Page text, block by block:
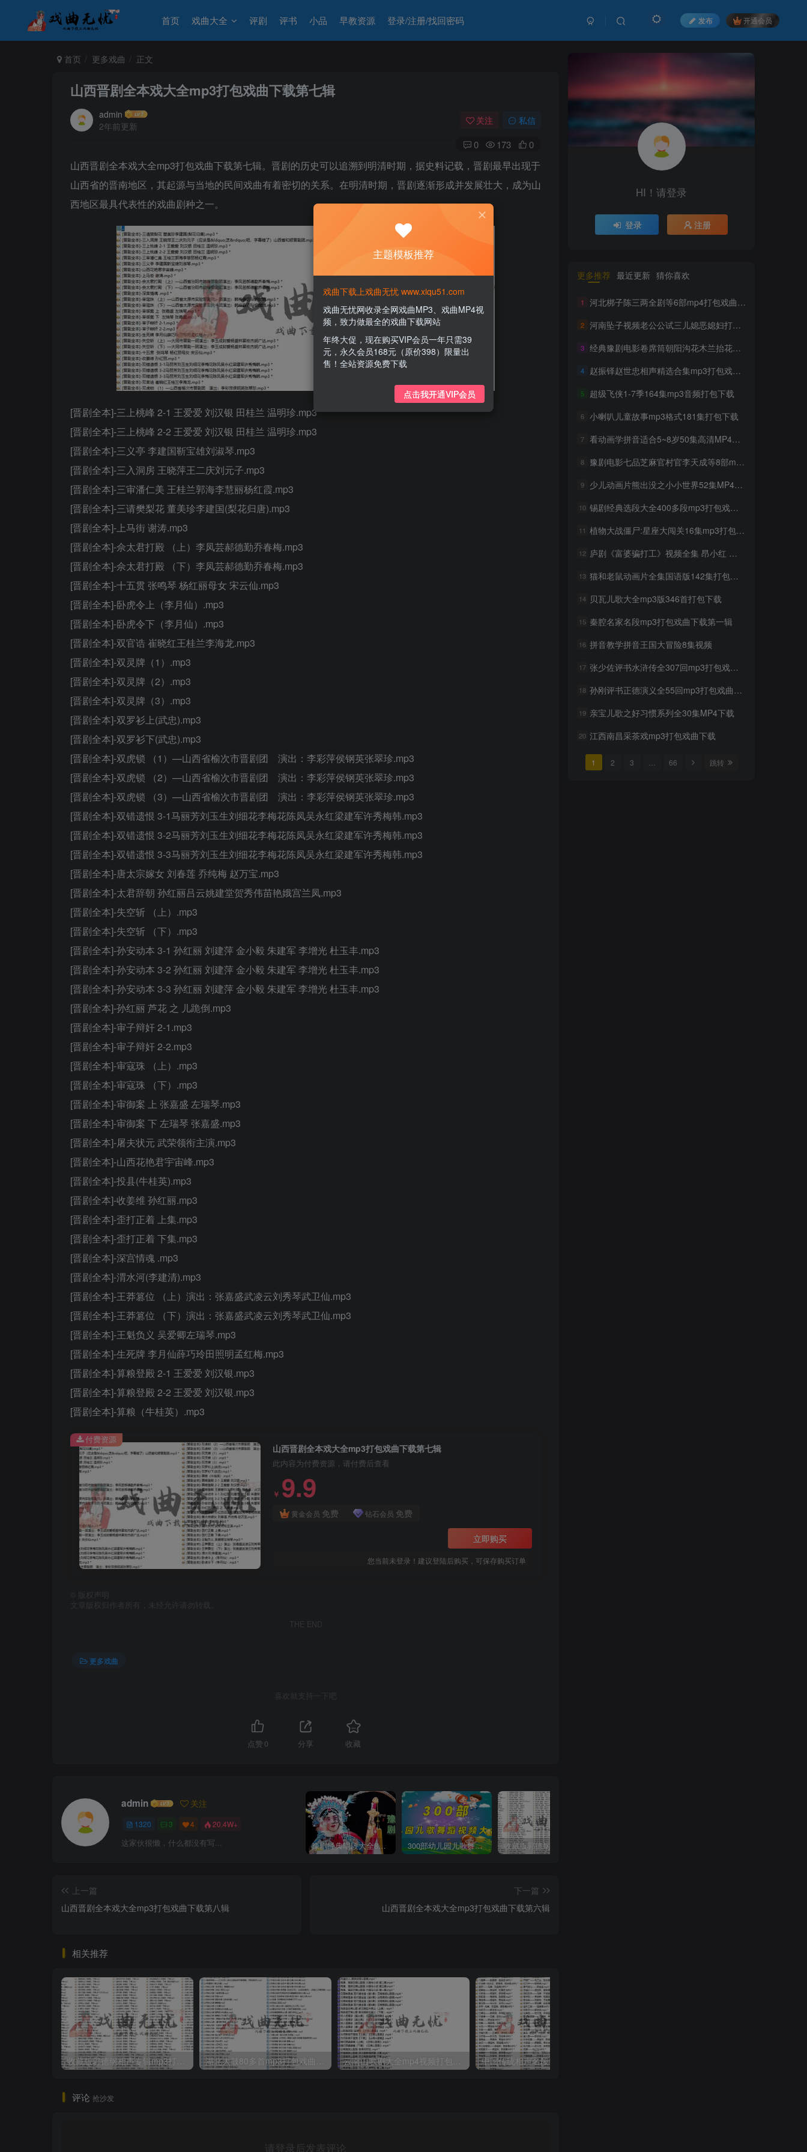
首页 戏曲大全 评剧 评书 小品 早教资源 登录/注册/找回密码 发布 开通会员
首页 更多戏曲 正文
山西晋剧全本戏大全mp3打包戏曲下载第七辑
admin
2年前更新
关注 私信
0 173 0
山西晋剧全本戏大全mp3打包戏曲下载第七辑。晋剧的历史可以追溯到明清时期，据史料记载，晋剧最早出现于
山西省的晋南地区，其起源与当地的民间戏曲有着密切的关系。在明清时期，晋剧逐渐形成并发展壮大，成为山
西地区最具代表性的戏曲剧种之一。
[晋剧全本]-三上桃峰 2-1 王爱爱 刘汉银 田桂兰 温明珍.mp3
[晋剧全本]-三上桃峰 2-2 王爱爱 刘汉银 田桂兰 温明珍.mp3
[晋剧全本]-三义亭 李建国靳宝雄刘淑琴.mp3
[晋剧全本]-三入洞房 王晓萍王二庆刘元子.mp3
[晋剧全本]-三审潘仁美 王桂兰郭海李慧丽杨红霞.mp3
[晋剧全本]-三请樊梨花 董美珍李建国(梨花归唐).mp3
[晋剧全本]-上马街 谢涛.mp3
[晋剧全本]-佘太君打殿 （上）李凤芸郝德勤乔春梅.mp3
[晋剧全本]-佘太君打殿 （下）李凤芸郝德勤乔春梅.mp3
[晋剧全本]-十五贯 张鸣琴 杨红丽母女 宋云仙.mp3
[晋剧全本]-卧虎令上（李月仙）.mp3
[晋剧全本]-卧虎令下（李月仙）.mp3
[晋剧全本]-双官诰 崔晓红王桂兰李海龙.mp3
[晋剧全本]-双灵牌（1）.mp3
[晋剧全本]-双灵牌（2）.mp3
[晋剧全本]-双灵牌（3）.mp3
[晋剧全本]-双罗衫上(武忠).mp3
[晋剧全本]-双罗衫下(武忠).mp3
[晋剧全本]-双虎锁 （1）—山西省榆次市晋剧团 演出：李彩萍侯钢英张翠珍.mp3
[晋剧全本]-双虎锁 （2）—山西省榆次市晋剧团 演出：李彩萍侯钢英张翠珍.mp3
[晋剧全本]-双虎锁 （3）—山西省榆次市晋剧团 演出：李彩萍侯钢英张翠珍.mp3
[晋剧全本]-双错遗恨 3-1马丽芳刘玉生刘细花李梅花陈凤吴永红梁建军许秀梅韩.mp3
[晋剧全本]-双错遗恨 3-2马丽芳刘玉生刘细花李梅花陈凤吴永红梁建军许秀梅韩.mp3
[晋剧全本]-双错遗恨 3-3马丽芳刘玉生刘细花李梅花陈凤吴永红梁建军许秀梅韩.mp3
[晋剧全本]-唐太宗嫁女 刘春莲 乔纯梅 赵万宝.mp3
[晋剧全本]-太君辞朝 孙红丽吕云姚建堂贺秀伟苗艳娥宫兰凤.mp3
[晋剧全本]-失空斩 （上）.mp3
[晋剧全本]-失空斩 （下）.mp3
[晋剧全本]-孙安动本 3-1 孙红丽 刘建萍 金小毅 朱建军 李增光 杜玉丰.mp3
[晋剧全本]-孙安动本 3-2 孙红丽 刘建萍 金小毅 朱建军 李增光 杜玉丰.mp3
[晋剧全本]-孙安动本 3-3 孙红丽 刘建萍 金小毅 朱建军 李增光 杜玉丰.mp3
[晋剧全本]-孙红丽 芦花 之 儿跪倒.mp3
[晋剧全本]-审子辩奸 2-1.mp3
[晋剧全本]-审子辩奸 2-2.mp3
[晋剧全本]-审寇珠 （上）.mp3
[晋剧全本]-审寇珠 （下）.mp3
[晋剧全本]-审御案 上 张嘉盛 左瑞琴.mp3
[晋剧全本]-审御案 下 左瑞琴 张嘉盛.mp3
[晋剧全本]-屠夫状元 武荣领衔主演.mp3
[晋剧全本]-山西花艳君宇宙峰.mp3
[晋剧全本]-投县(牛桂英).mp3
[晋剧全本]-收姜维 孙红丽.mp3
[晋剧全本]-歪打正着 上集.mp3
[晋剧全本]-歪打正着 下集.mp3
[晋剧全本]-深宫情魂 .mp3
[晋剧全本]-渭水河(李建清).mp3
[晋剧全本]-王莽篡位 （上）演出：张嘉盛武凌云刘秀琴武卫仙.mp3
[晋剧全本]-王莽篡位 （下）演出：张嘉盛武凌云刘秀琴武卫仙.mp3
[晋剧全本]-王魁负义 吴爱卿左瑞琴.mp3
[晋剧全本]-生死牌 李月仙薛巧玲田照明孟红梅.mp3
[晋剧全本]-算粮登殿 2-1 王爱爱 刘汉银.mp3
[晋剧全本]-算粮登殿 2-2 王爱爱 刘汉银.mp3
[晋剧全本]-算粮（牛桂英）.mp3
山西晋剧全本戏大全mp3打包戏曲下载第七辑
此内容为付费资源，请付费后查看
￥ 9.9
黄金会员 免费 钻石会员 免费
立即购买
您当前未登录！建议登陆后购买，可保存购买订单
付费资源
版权声明
文章版权归作者所有，未经允许请勿转载。
THE END
更多戏曲
喜欢就支持一下吧
点赞 0 分享 收藏
admin 关注
1320 3 4 20.4W+
这家伙很懒，什么都没有写... 豫剧经典唱段大全850首mp3打包戏曲下载 300部幼儿园儿歌舞蹈视频大合集
上一篇
山西晋剧全本戏大全mp3打包戏曲下载第八辑
下一篇
山西晋剧全本戏大全mp3打包戏曲下载第六辑
相关推荐
评论 抢沙发
请登录后发表评论
HI！请登录
登录 注册
更多推荐 最近更新 猜你喜欢
1 河北梆子陈三两全剧等6部mp4打包戏曲下载
2 河南坠子视频老公公试三儿媳恶媳妇打婆婆
3 经典豫剧电影卷席筒朝阳沟花木兰抬花轿五部打包戏曲下载
4 赵振铎赵世忠相声精选合集mp3打包戏曲下载
5 超级飞侠1-7季164集mp3音频打包下载
6 小喇叭儿童故事mp3格式181集打包下载
7 看动画学拼音适合5~8岁50集高清MP4打包下载
8 豫剧电影七品芝麻官村官李天成等8部mp4打包戏曲下载
9 少儿动画片熊出没之小小世界52集MP4打包下载
10 锡剧经典选段大全400多段mp3打包戏曲下载
11 植物大战僵尸:星座大闯关16集mp3打包下载
12 庐剧《富婆骗打工》视频全集 昂小红 刘长芳
13 猫和老鼠动画片全集国语版142集打包下载
14 贝瓦儿歌大全mp3版346首打包下载
15 秦腔名家名段mp3打包戏曲下载第一辑
16 拼音教学拼音王国大冒险8集视频
17 张少佐评书水浒传全307回mp3打包戏曲下载
18 孙刚评书正德演义全55回mp3打包戏曲下载
19 亲宝儿歌之好习惯系列全30集MP4下载
20 江西南昌采茶戏mp3打包戏曲下载
1 2 3 66 跳转
HI！请登录
登录 注册
1706人已阅读
豫剧经典唱段大全850首mp3打包戏曲下
TOP1
合集
2年前 1301人已阅读
TOP2
收藏版郭德纲相声专辑mp3
打包戏曲下载
2年前 1163人已阅读
TOP3
潮剧精彩选段200多首mp3打
2年前 1161人已阅读
TOP4
猴子警长探案记第一二三季
2年前 926人已阅读
TOP5
超级飞侠动画片1-9季全集中
2年前
贝瓦儿歌大全mp3版346首打
包下载
豫剧选段108段mp3打包载
戏曲下载
湖北大鼓80多首mp3打包戏
主题模板推荐
戏曲下载上戏曲无忧 www.xiqu51.com
戏曲无忧网收录全网戏曲MP3、戏曲MP4视
频，致力做最全的戏曲下载网站
年终大促，现在购买VIP会员一年只需39
元，永久会员168元（原价398）限量出
售！全站资源免费下载
点击我开通VIP会员